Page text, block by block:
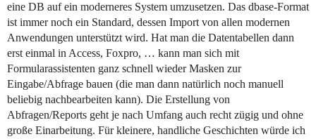
eine DB auf ein moderneres System umzusetzen. Das dbase-Format
ist immer noch ein Standard, dessen Import von allen modernen
Anwendungen unterstützt wird. Hat man die Datentabellen dann
erst einmal in Access, Foxpro, … kann man sich mit
Formularassistenten ganz schnell wieder Masken zur
Eingabe/Abfrage bauen (die man dann natürlich noch manuell
beliebig nachbearbeiten kann). Die Erstellung von
Abfragen/Reports geht je nach Umfang auch recht zügig und ohne
große Einarbeitung. Für kleinere, handliche Geschichten würde ich